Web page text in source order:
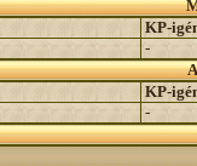
KP-
-
KP-
-